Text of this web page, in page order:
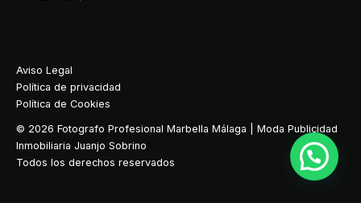
Aviso Legal
Política de privacidad
Política de Cookies
© 2026 Fotografo Profesional Marbella Málaga | Moda Publicidad
Inmobiliaria Juanjo Sobrino
Todos los derechos reservados